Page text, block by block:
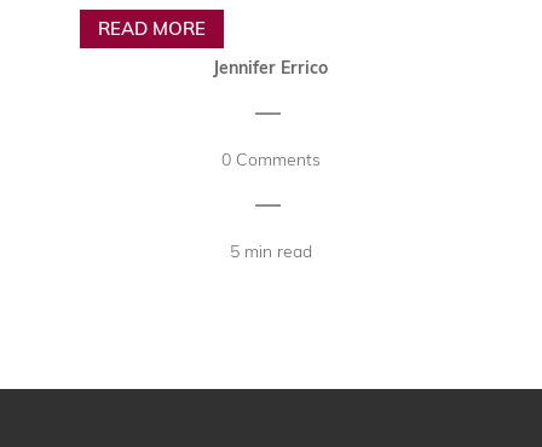
READ MORE
Jennifer Errico
|
0 Comments
|
5 min read